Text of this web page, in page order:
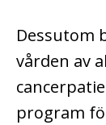
Dessutom
vården av
program